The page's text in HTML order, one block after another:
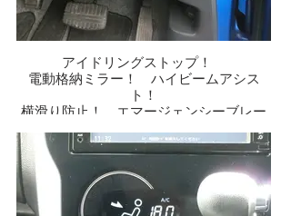
アイドリングストップ！
電動格納ミラー！ ハイビームアシス
ト！
横滑り防止！ エマージェンシーブレー